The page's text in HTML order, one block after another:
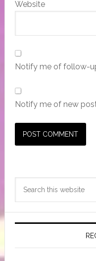
Website
Notify me of follow-
Notify me of new
Primary
Sidebar